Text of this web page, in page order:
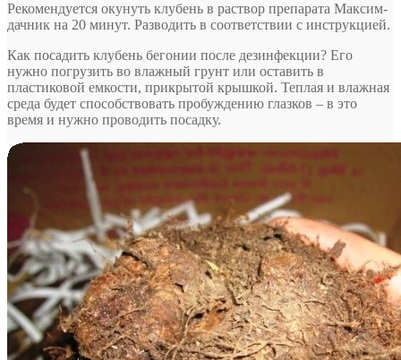
Рекомендуется окунуть клубень в раствор препарата Максим-
дачник на 20 минут. Разводить в соответствии с инструкцией.
Как посадить клубень бегонии после дезинфекции? Его
нужно погрузить во влажный грунт или оставить в
пластиковой емкости, прикрытой крышкой. Теплая и влажная
среда будет способствовать пробуждению глазков – в это
время и нужно проводить посадку.